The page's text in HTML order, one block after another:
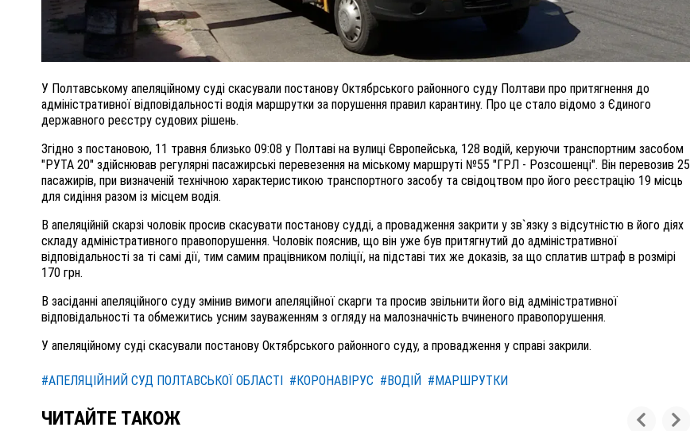
У Полтавському апеляційному суді скасували постанову Октябрського районного суду Полтави про притягнення до
адміністративної відповідальності водія маршрутки за порушення правил карантину. Про це стало відомо з Єдиного
державного реєстру судових рішень.
Згідно з постановою, 11 травня близько 09:08 у Полтаві на вулиці Європейська, 128 водій, керуючи транспортним засобом
"РУТА 20" здійснював регулярні пасажирські перевезення на міському маршруті №55 "ГРЛ - Розсошенці". Він перевозив 25
пасажирів, при визначеній технічною характеристикою транспортного засобу та свідоцтвом про його реєстрацію 19 місць
для сидіння разом із місцем водія.
В апеляційній скарзі чоловік просив скасувати постанову судді, а провадження закрити у зв`язку з відсутністю в його діях
складу адміністративного правопорушення. Чоловік пояснив, що він уже був притягнутий до адміністративної
відповідальності за ті самі дії, тим самим працівником поліції, на підставі тих же доказів, за що сплатив штраф в розмірі
170 грн.
В засіданні апеляційного суду змінив вимоги апеляційної скарги та просив звільнити його від адміністративної
відповідальності та обмежитись усним зауваженням з огляду на малозначність вчиненого правопорушення.
У апеляційному суді скасували постанову Октябрського районного суду, а провадження у справі закрили.
#АПЕЛЯЦІЙНИЙ СУД ПОЛТАВСЬКОЇ ОБЛАСТІ #КОРОНАВІРУС #ВОДІЙ #МАРШРУТКИ
ЧИТАЙТЕ ТАКОЖ